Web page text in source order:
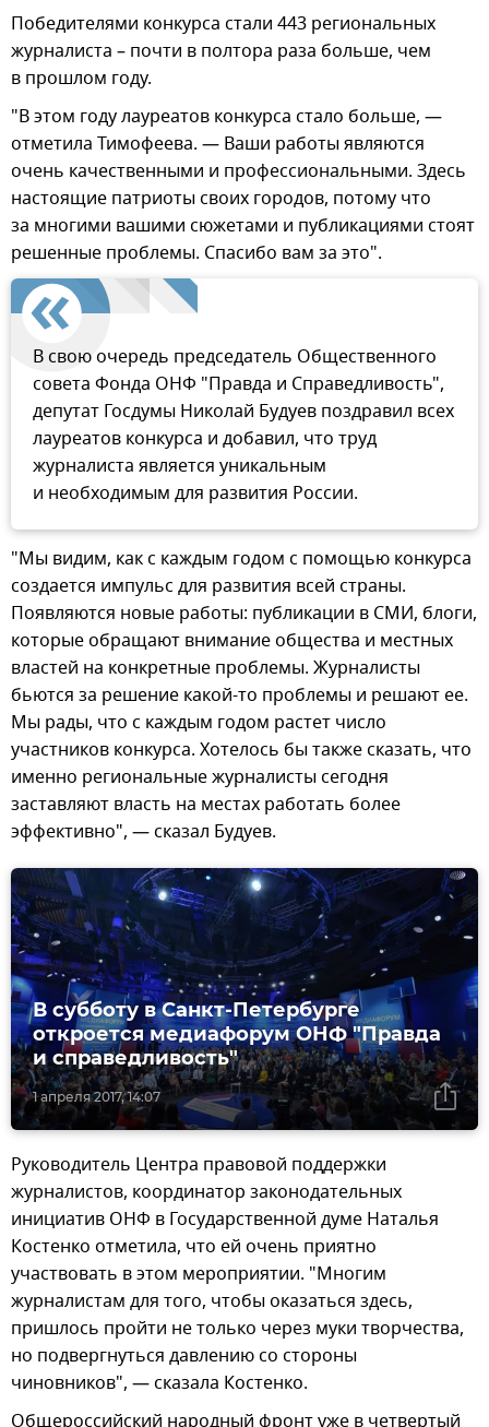
Победителями конкурса стали 443 региональных
журналиста – почти в полтора раза больше, чем
в прошлом году.
"В этом году лауреатов конкурса стало больше, —
отметила Тимофеева. — Ваши работы являются
очень качественными и профессиональными. Здесь
настоящие патриоты своих городов, потому что
за многими вашими сюжетами и публикациями стоят
решенные проблемы. Спасибо вам за это".
В свою очередь председатель Общественного
совета Фонда ОНФ "Правда и Справедливость",
депутат Госдумы Николай Будуев поздравил всех
лауреатов конкурса и добавил, что труд
журналиста является уникальным
и необходимым для развития России.
"Мы видим, как с каждым годом с помощью конкурса
создается импульс для развития всей страны.
Появляются новые работы: публикации в СМИ, блоги,
которые обращают внимание общества и местных
властей на конкретные проблемы. Журналисты
бьются за решение какой-то проблемы и решают ее.
Мы рады, что с каждым годом растет число
участников конкурса. Хотелось бы также сказать, что
именно региональные журналисты сегодня
заставляют власть на местах работать более
эффективно", — сказал Будуев.
1 апреля 2017, 14:07
В субботу в Санкт-Петербурге
откроется медиафорум ОНФ "Правда
и справедливость"
Руководитель Центра правовой поддержки
журналистов, координатор законодательных
инициатив ОНФ в Государственной думе Наталья
Костенко отметила, что ей очень приятно
участвовать в этом мероприятии. "Многим
журналистам для того, чтобы оказаться здесь,
пришлось пройти не только через муки творчества,
но подвергнуться давлению со стороны
чиновников", — сказала Костенко.